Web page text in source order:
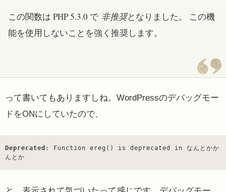
この関数は PHP 5.3.0 で 非推奨となりました。 この機
能を使用しないことを強く推奨します。
って書いてもありますしね。WordPressのデバッグモー
ドをONにしていたので、
Deprecated : Function ereg() is deprecated in なんとかか
んとか